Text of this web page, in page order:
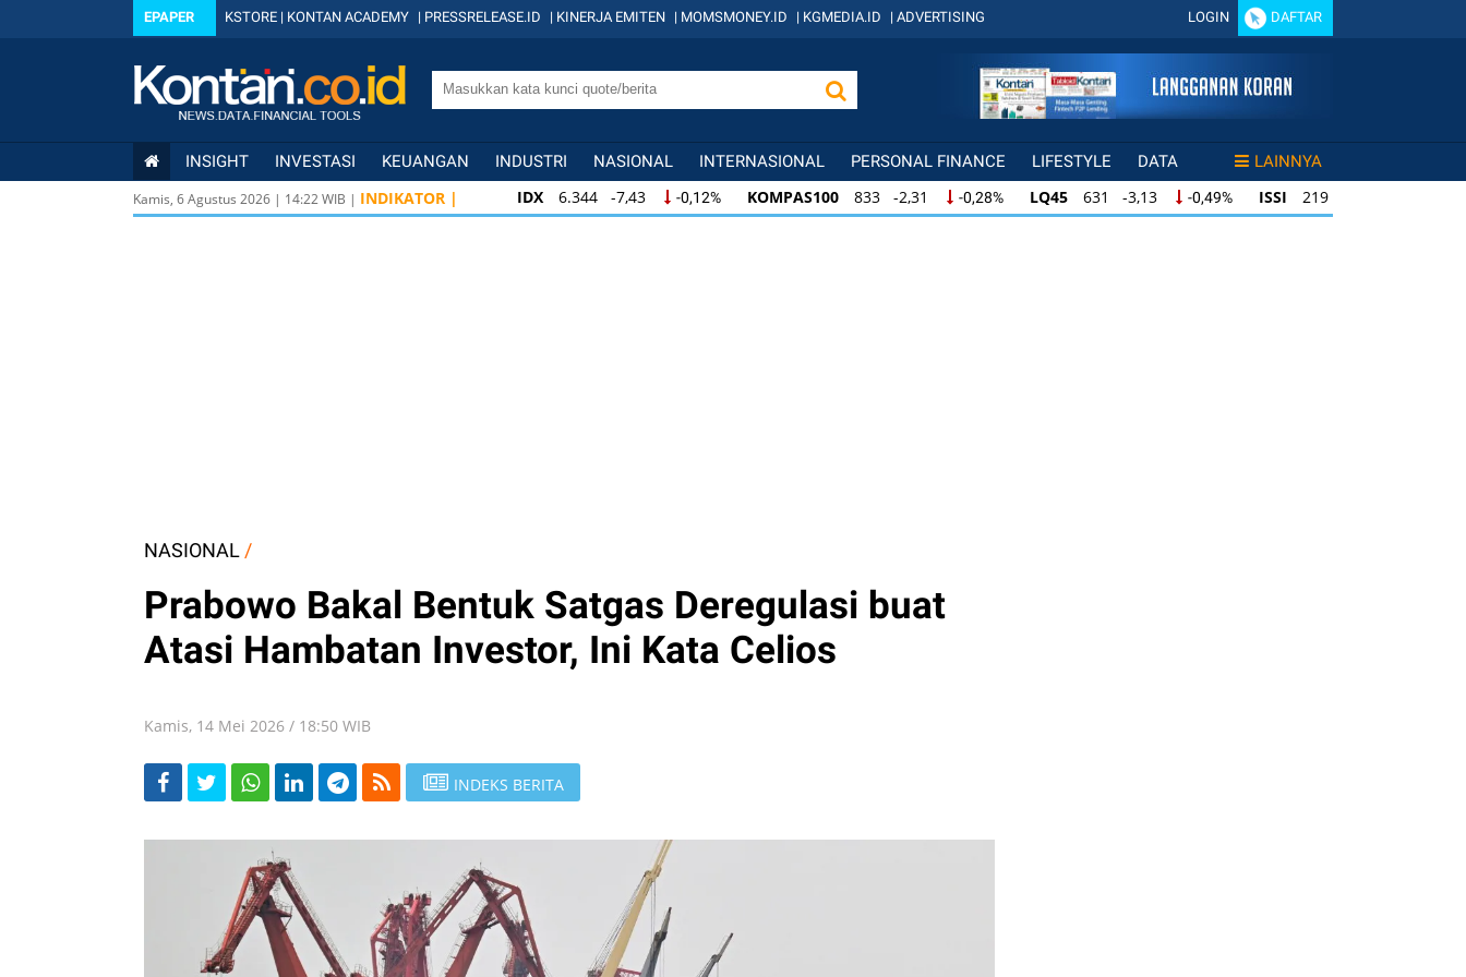
EPAPER KSTORE | KONTAN ACADEMY | PRESSRELEASE.ID | KINERJA EMITEN | MOMSMONEY.ID | KGMEDIA.ID | ADVERTISING LOGIN DAFTAR
INSIGHT INVESTASI KEUANGAN INDUSTRI NASIONAL INTERNASIONAL PERSONAL FINANCE LIFESTYLE DATA LAINNYA
Kamis, 6 Agustus 2026 | 14:22WIB | INDIKATOR | IDX 6.344 -7,43 -0,12% KOMPAS100 833 -2,31 -0,28% LQ45 631 -3,13 -0,49% ISSI 219 -0,63
IDX 6.344 -7,43 -0,12% KOMPAS100 833 -2,31 -0,28% LQ45 631 -3,13 -0,49% ISSI 219 -0,63
NASIONAL /
Prabowo Bakal Bentuk Satgas Deregulasi buat
Atasi Hambatan Investor, Ini Kata Celios
Kamis, 14 Mei 2026 / 18:50 WIB
INDEKS BERITA